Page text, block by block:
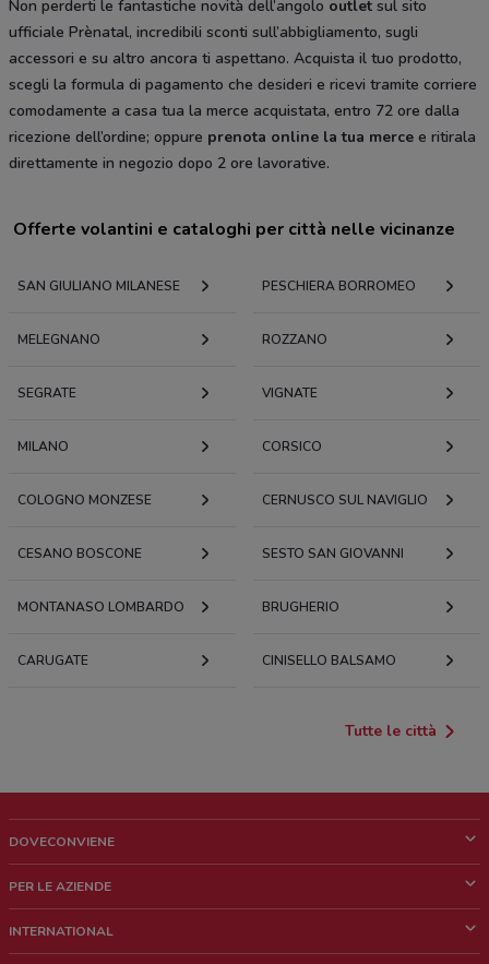
Non perderti le fantastiche novità dell’angolo outlet sul sito
ufficiale Prènatal, incredibili sconti sull’abbigliamento, sugli
accessori e su altro ancora ti aspettano. Acquista il tuo prodotto,
scegli la formula di pagamento che desideri e ricevi tramite corriere
comodamente a casa tua la merce acquistata, entro 72 ore dalla
ricezione dell’ordine; oppure prenota online la tua merce e ritirala
direttamente in negozio dopo 2 ore lavorative.
Offerte volantini e cataloghi per città nelle vicinanze
SAN GIULIANO MILANESE PESCHIERA BORROMEO
MELEGNANO ROZZANO
SEGRATE VIGNATE
MILANO CORSICO
COLOGNO MONZESE CERNUSCO SUL NAVIGLIO
CESANO BOSCONE SESTO SAN GIOVANNI
MONTANASO LOMBARDO BRUGHERIO
CARUGATE CINISELLO BALSAMO
Tutte le città
DOVECONVIENE
Chi siamo
PER LE AZIENDE
Richieste commerciali e marketing
INTERNATIONAL